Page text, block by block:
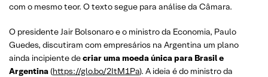
com o mesmo teor. O texto segue para análise da Câmara.
O presidente Jair Bolsonaro e o ministro da Economia, Paulo
Guedes, discutiram com empresários na Argentina um plano
ainda incipiente decriar uma moeda única para Brasil e
Argentina(https://glo.bo/2ItM1Pa). A ideia é do ministro da